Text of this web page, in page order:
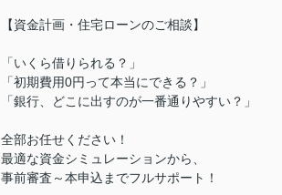
【資金計画・住宅ローンのご相談】
「いくら借りられる？」
「初期費用0円って本当にできる？」
「銀行、どこに出すのが一番通りやすい？」
全部お任せください！
最適な資金シミュレーションから、
事前審査～本申込までフルサポート！